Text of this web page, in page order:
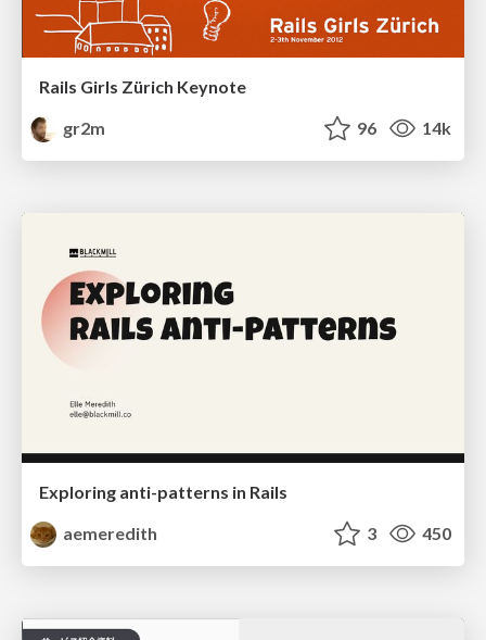
Rails Girls Zürich Keynote
gr2m
96 14k
Exploring anti-patterns in Rails
aemeredith
3 450